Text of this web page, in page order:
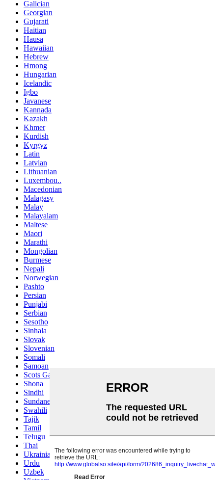
Galician
Georgian
Gujarati
Haitian
Hausa
Hawaiian
Hebrew
Hmong
Hungarian
Icelandic
Igbo
Javanese
Kannada
Kazakh
Khmer
Kurdish
Kyrgyz
Latin
Latvian
Lithuanian
Luxembou..
Macedonian
Malagasy
Malay
Malayalam
Maltese
Maori
Marathi
Mongolian
Burmese
Nepali
Norwegian
Pashto
Persian
Punjabi
Serbian
Sesotho
Sinhala
Slovak
Slovenian
Somali
Samoan
Scots Gaelic
Shona
Sindhi
Sundanese
Swahili
Tajik
Tamil
Telugu
Thai
Ukrainian
Urdu
Uzbek